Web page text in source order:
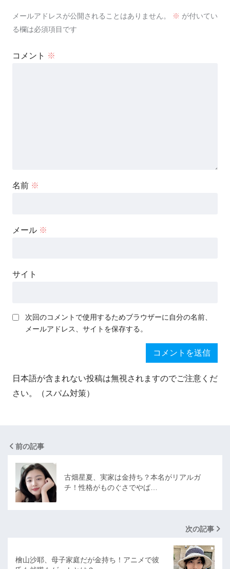
メールアドレスが公開されることはありません。 ※ が付いてい
る欄は必須項目です
コメント ※
名前 ※
メール ※
サイト
次回のコメントで使用するためブラウザーに自分の名前、
メールアドレス、サイトを保存する。
日本語が含まれない投稿は無視されますのでご注意くだ
さい。（スパム対策）
前の記事
古畑星夏、実家は金持ち？本名がリアルガ
チ！性格がものぐさでやば…
次の記事
檜山沙耶、母子家庭だが金持ち！アニメで彼